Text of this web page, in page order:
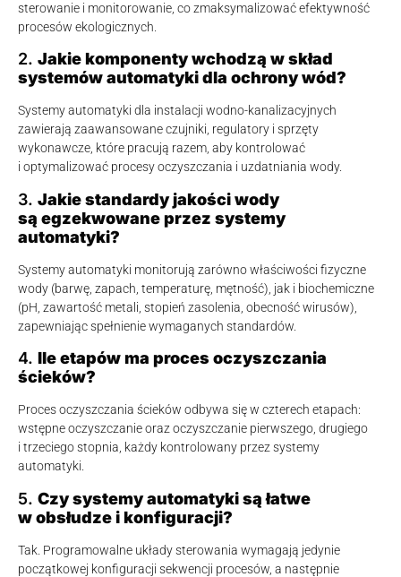
sterowanie i monitorowanie, co zmaksymalizować efektywność
procesów ekologicznych.
2. Jakie komponenty wchodzą w skład
systemów automatyki dla ochrony wód?
Systemy automatyki dla instalacji wodno-kanalizacyjnych
zawierają zaawansowane czujniki, regulatory i sprzęty
wykonawcze, które pracują razem, aby kontrolować
i optymalizować procesy oczyszczania i uzdatniania wody.
3. Jakie standardy jakości wody
są egzekwowane przez systemy
automatyki?
Systemy automatyki monitorują zarówno właściwości fizyczne
wody (barwę, zapach, temperaturę, mętność), jak i biochemiczne
(pH, zawartość metali, stopień zasolenia, obecność wirusów),
zapewniając spełnienie wymaganych standardów.
4. Ile etapów ma proces oczyszczania
ścieków?
Proces oczyszczania ścieków odbywa się w czterech etapach:
wstępne oczyszczanie oraz oczyszczanie pierwszego, drugiego
i trzeciego stopnia, każdy kontrolowany przez systemy
automatyki.
5. Czy systemy automatyki są łatwe
w obsłudze i konfiguracji?
Tak. Programowalne układy sterowania wymagają jedynie
początkowej konfiguracji sekwencji procesów, a następnie